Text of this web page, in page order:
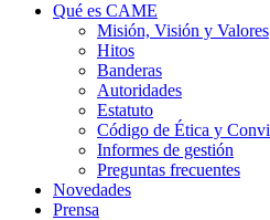
Qué es CAME
Misión, Visión y Valores
Hitos
Banderas
Autoridades
Estatuto
Código de Ética y
Informes de gestión
Preguntas frecuentes
Novedades
Prensa